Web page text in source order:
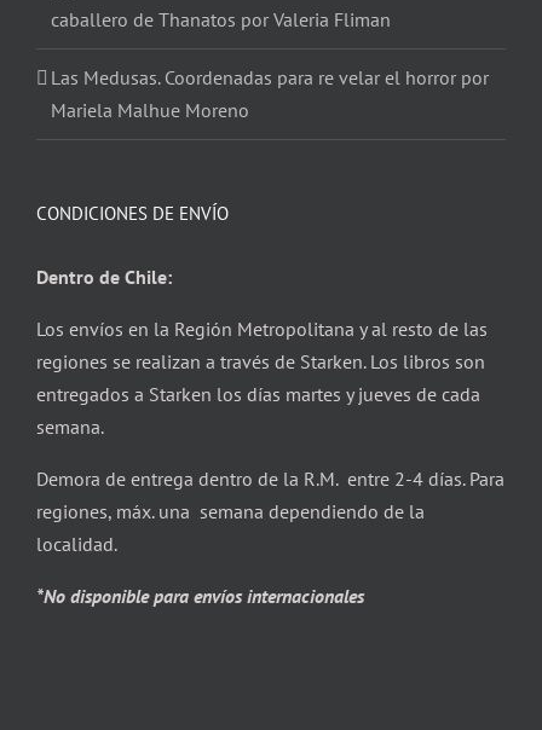
caballero de Thanatos por Valeria Fliman
Las Medusas. Coordenadas para re velar el horror por
Mariela Malhue Moreno
CONDICIONES DE ENVÍO
Dentro de Chile:
Los envíos en la Región Metropolitana y al resto de las
regiones se realizan a través de Starken. Los libros son
entregados a Starken los días martes y jueves de cada
semana.
Demora de entrega dentro de la R.M. entre 2-4 días. Para
regiones, máx. una semana dependiendo de la
localidad.
*No disponible para envíos internacionales